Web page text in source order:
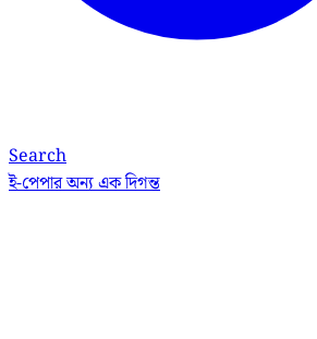
Search
ই-পেপারঅন্য এক দিগন্ত